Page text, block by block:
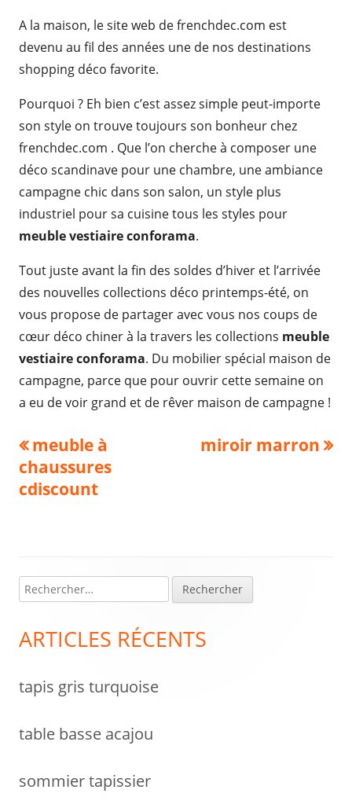
A la maison, le site web de frenchdec.com est
devenu au fil des années une de nos destinations
shopping déco favorite.
Pourquoi ? Eh bien c’est assez simple peut-importe
son style on trouve toujours son bonheur chez
frenchdec.com . Que l’on cherche à composer une
déco scandinave pour une chambre, une ambiance
campagne chic dans son salon, un style plus
industriel pour sa cuisine tous les styles pour
meuble vestiaire conforama.
Tout juste avant la fin des soldes d’hiver et l’arrivée
des nouvelles collections déco printemps-été, on
vous propose de partager avec vous nos coups de
cœur déco chiner à la travers les collections meuble
vestiaire conforama. Du mobilier spécial maison de
campagne, parce que pour ouvrir cette semaine on
a eu de voir grand et de rêver maison de campagne !
Navigation
de
Previous
article:
meuble à
chaussures
cdiscount
Next
miroir marron
Colonne
latérale
e
h
r
e
ARTICLES RÉCENTS
tapis gris turquoise
table basse acajou
sommier tapissier